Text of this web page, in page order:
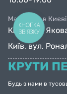
Тормоз
Магазини в Києві
Київ, вул.
Київ, вул.
КРУТИ
Будь з нами в
КНОПКА
ЗВ'ЯЗКУ